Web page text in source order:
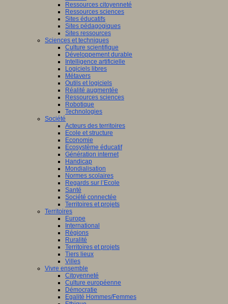
Ressources citoyenneté
Ressources sciences
Sites éducatifs
Sites pédagogiques
Sites ressources
Sciences et techniques
Culture scientifique
Développement durable
Intelligence artificielle
Logiciels libres
Métavers
Outils et logiciels
Réalité augmentée
Ressources sciences
Robotique
Technologies
Société
Acteurs des territoires
Ecole et structure
Economie
Ecosystème éducatif
Génération internet
Handicap
Mondialisation
Normes scolaires
Regards sur l’Ecole
Santé
Société connectée
Territoires et projets
Territoires
Europe
International
Régions
Ruralité
Territoires et projets
Tiers lieux
Villes
Vivre ensemble
Citoyenneté
Culture européenne
Démocratie
Egalité Hommes/Femmes